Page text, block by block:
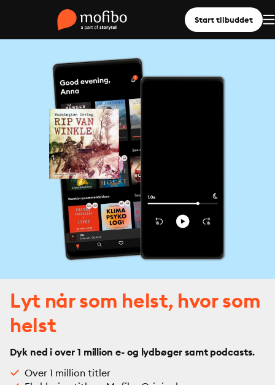
Start tilbuddet
Lyt når som helst, hvor som
helst
Dyk ned i over 1 million e- og lydbøger samt podcasts.
Over 1 million titler